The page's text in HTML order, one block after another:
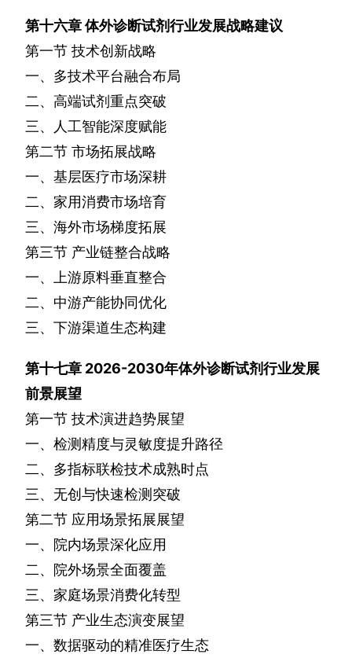
第十六章体外诊断试剂行业发展战略建议
第一节 技术创新战略
一、多技术平台融合布局
二、高端试剂重点突破
三、人工智能深度赋能
第二节 市场拓展战略
一、基层医疗市场深耕
二、家用消费市场培育
三、海外市场梯度拓展
第三节 产业链整合战略
一、上游原料垂直整合
二、中游产能协同优化
三、下游渠道生态构建
第十七章 2026-2030年体外诊断试剂行业发展
前景展望
第一节 技术演进趋势展望
一、检测精度与灵敏度提升路径
二、多指标联检技术成熟时点
三、无创与快速检测突破
第二节 应用场景拓展展望
一、院内场景深化应用
二、院外场景全面覆盖
三、家庭场景消费化转型
第三节 产业生态演变展望
一、数据驱动的精准医疗生态